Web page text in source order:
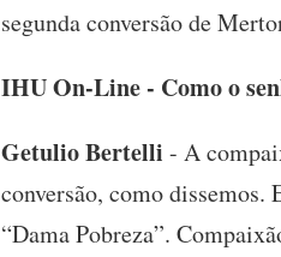
segunda conversão de
IHU On-Line - Como o
Getulio Bertelli - A
conversão, como dissemos.
“Dama Pobreza”.